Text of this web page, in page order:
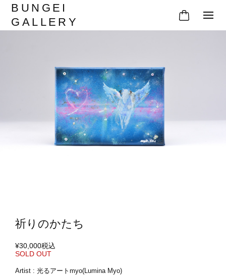
BUNGEI
GALLERY
祈りのかたち
¥30,000税込
SOLD OUT
Artist : 光るアートmyo(Lumina Myo)